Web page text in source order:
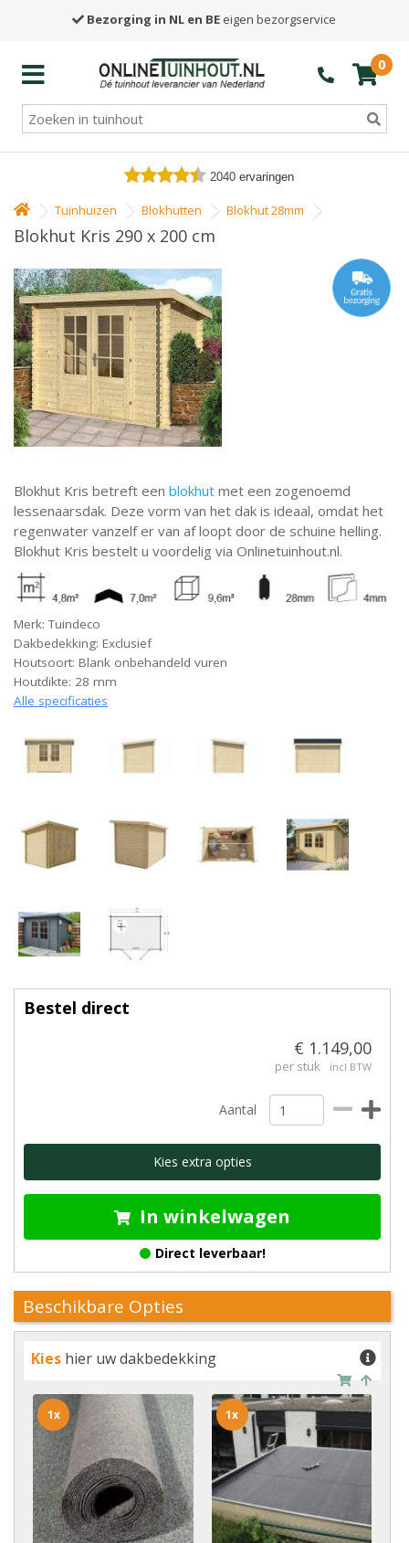
Bezorging in NL en BE eigen bezorgservice
0
2040 ervaringen
Tuinhuizen Blokhutten Blokhut 28mm
Blokhut Kris 290 x 200 cm
Blokhut Kris betreft een blokhut met een zogenoemd
lessenaarsdak. Deze vorm van het dak is ideaal, omdat het
regenwater vanzelf er van af loopt door de schuine helling.
Blokhut Kris bestelt u voordelig via Onlinetuinhout.nl.
Merk: Tuindeco
Dakbedekking: Exclusief
Houtsoort: Blank onbehandeld vuren
Houtdikte: 28 mm
Alle specificaties
Bestel direct
€ 1.149,00
per stuk incl BTW
Aantal
Kies extra opties
In winkelwagen
Direct leverbaar!
Beschikbare Opties
Kies hier uw dakbedekking
1x 1x